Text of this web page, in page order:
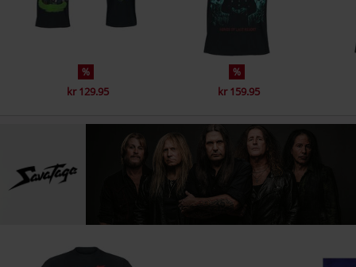
Miles away
%
kr 129.95
%
kr 159.95